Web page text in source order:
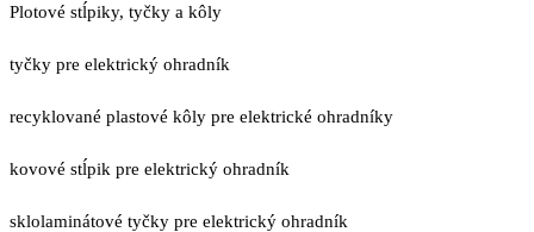
Plotové stĺpiky, tyčky a kôly
tyčky pre elektrický ohradník
recyklované plastové kôly pre elektrické ohradníky
kovové stĺpik pre elektrický ohradník
sklolaminátové tyčky pre elektrický ohradník